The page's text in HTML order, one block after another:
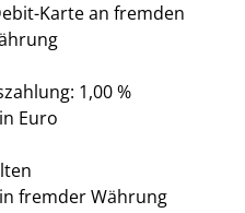
Karte an fremden
1,00 %
Euro
fremder Währung